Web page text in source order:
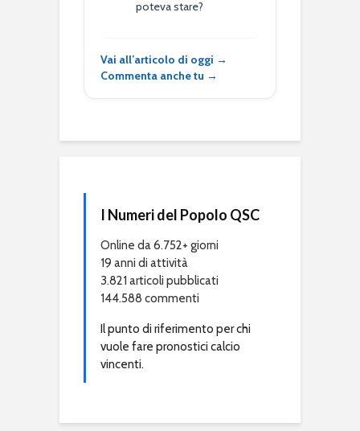
poteva stare?
Vai all’articolo di oggi →
Commenta anche tu →
I Numeri del Popolo QSC
Online da 6.752+ giorni
19 anni di attività
3.821 articoli pubblicati
144.588 commenti
Il punto di riferimento per chi
vuole fare pronostici calcio
vincenti.